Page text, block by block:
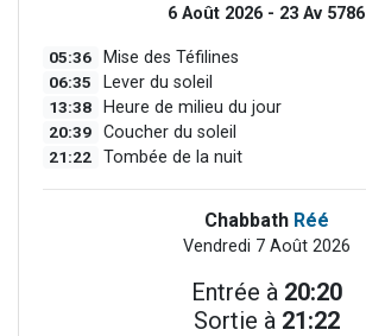
6 Août 2026 - 23 Av 5786
05:36 Mise des Téfilines
06:35 Lever du soleil
13:38 Heure de milieu du jour
20:39 Coucher du soleil
21:22 Tombée de la nuit
Chabbath Réé
Vendredi 7 Août 2026
Entrée à 20:20
Sortie à 21:22